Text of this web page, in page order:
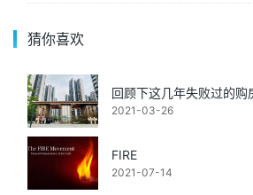
猜你喜欢
回顾下这几年失败过的购
2021-03-26
FIRE
2021-07-14